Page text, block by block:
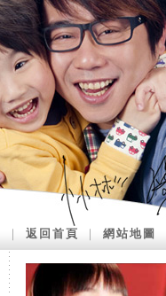
返回首頁 網站地圖